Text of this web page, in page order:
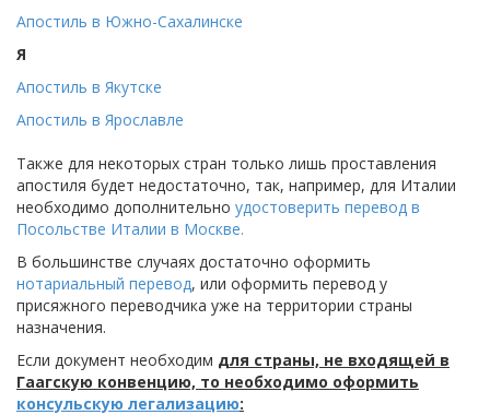
Апостиль в Южно-Сахалинске
Я
Апостиль в Якутске
Апостиль в Ярославле
Также для некоторых стран только лишь проставления
апостиля будет недостаточно, так, например, для Италии
необходимо дополнительно удостоверить перевод в
Посольстве Италии в Москве.
В большинстве случаях достаточно оформить
нотариальный перевод, или оформить перевод у
присяжного переводчика уже на территории страны
назначения.
Если документ необходим для страны, не входящей в
Гаагскую конвенцию, то необходимо оформить
консульскую легализацию: